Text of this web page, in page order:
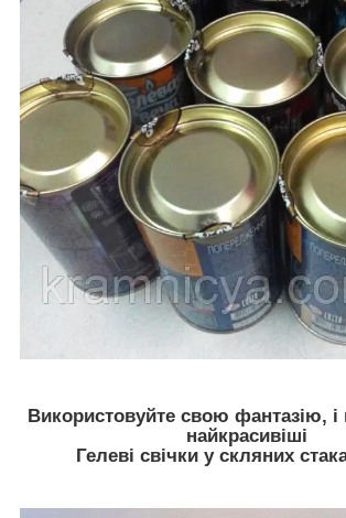
Використовуйте свою фантазію, і
найкрасивіші
Гелеві свічки у скляних